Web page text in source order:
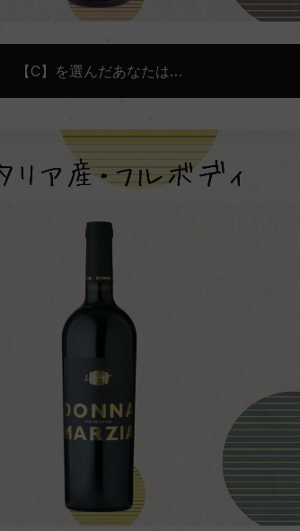
【C】を選んだあなたは…